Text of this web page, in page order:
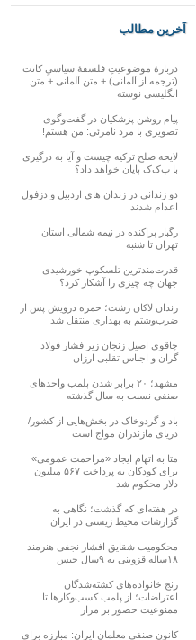
آخرین مطالب
دربارهٔ موضوعیتِ فلسفهٔ سیاسیِ کانت
(ترجمه از آلمانی) + متن آلمانی + متن
انگلیسی نوشته
پیام روشن پزشکیان در گفت‌و‌گوی
تصویری با مرد نامرئی: من هستم!
لایحه صلح ترکیه چیست و آیا به درگیری
با پ‌ک‌ک پایان خواهد داد؟
دو زندانی در زندان های اردبیل و دزفول
اعدام شدند
رگبار پراکنده در نیمه شمالی استان
تهران تا شنبه
قدرت‌مندترین تلسکوپ خورشیدی
جهان چه چیزی را آشکار کرد؟
زندان لاکان رشت؛ حمزه درویش پس از
ضرب‌وشتم به بهداری منتقل شد
چاقوی اصیل زنجان زیر فشار فولاد
گران و اجناس تقلبی ارزان
مشهد؛ ۲۰ برابر شدن پلمب واحدهای
صنفی نسبت به سال گذشته
باد و گردوخاک در بخش‌هایی از کشور/
دریای مازندران مواج است
متا به اتهام ایجاد «مزاحمت عمومی»
برای کودکان به پرداخت ۵۶۷ میلیون
دلار محکوم شد
در هفته‌ای که گذشت؛ نگاهی به
گزارشات محیط زیستی در ایران
محکومیت شقایق افشار نجفی هنرمند
۱۸ساله قزوینی به ۹سال حبس
رنج خانواده‌های کشته‌شدگان
اعتراضات؛ از پلمب کسب‌وکارها تا
ممنوعیت حضور بر مزار
کانون صنفی معلمان ایران: مبارزه برای